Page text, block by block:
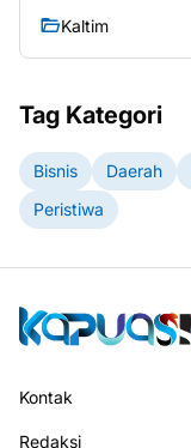
Kaltim
Tag Kategori
Bisnis Daerah
Peristiwa
Kontak
Redaksi